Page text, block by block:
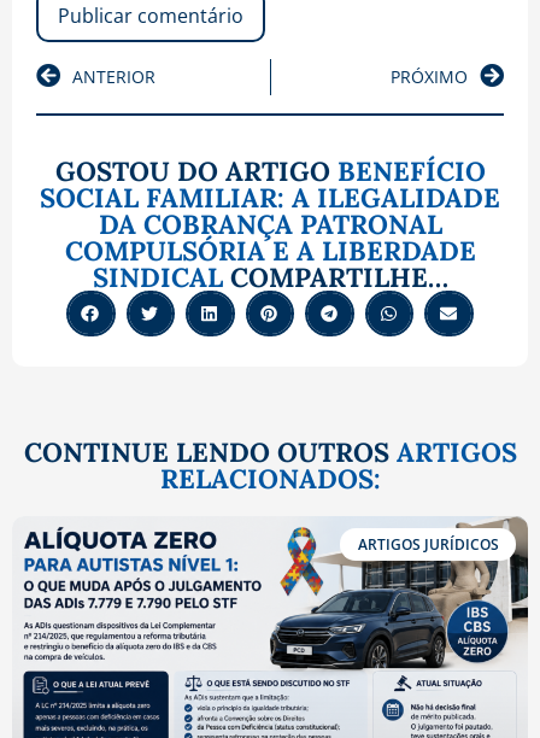
ANTERIOR PRÓXIMO
GOSTOU DO ARTIGO BENEFÍCIO
SOCIAL FAMILIAR: A ILEGALIDADE
DA COBRANÇA PATRONAL
COMPULSÓRIA E A LIBERDADE
SINDICALCOMPARTILHE…
CONTINUE LENDO OUTROS ARTIGOS
RELACIONADOS:
ARTIGOS JURÍDICOS